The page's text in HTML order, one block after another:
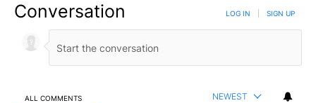
Conversation LOG IN SIGN UP
ALL COMMENTS NEWEST